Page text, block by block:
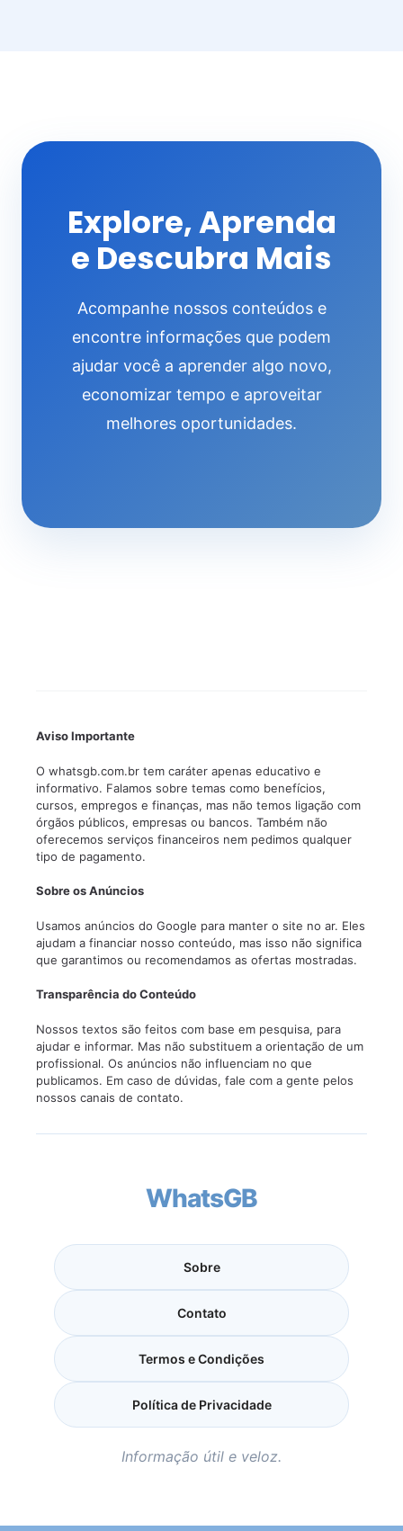
Explore, Aprenda
e Descubra Mais
Acompanhe nossos conteúdos e
encontre informações que podem
ajudar você a aprender algo novo,
economizar tempo e aproveitar
melhores oportunidades.
Aviso Importante
O whatsgb.com.br tem caráter apenas educativo e
informativo. Falamos sobre temas como benefícios,
cursos, empregos e finanças, mas não temos ligação com
órgãos públicos, empresas ou bancos. Também não
oferecemos serviços financeiros nem pedimos qualquer
tipo de pagamento.
Sobre os Anúncios
Usamos anúncios do Google para manter o site no ar. Eles
ajudam a financiar nosso conteúdo, mas isso não significa
que garantimos ou recomendamos as ofertas mostradas.
Transparência do Conteúdo
Nossos textos são feitos com base em pesquisa, para
ajudar e informar. Mas não substituem a orientação de um
profissional. Os anúncios não influenciam no que
publicamos. Em caso de dúvidas, fale com a gente pelos
nossos canais de contato.
WhatsGB
Sobre
Contato
Termos e Condições
Política de Privacidade
Informação útil e veloz.